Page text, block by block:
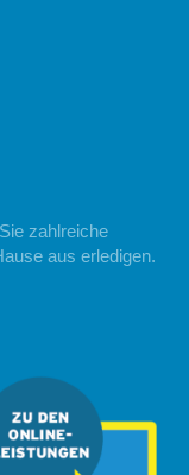
zahlreiche
aus erledigen.